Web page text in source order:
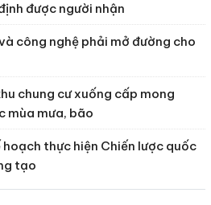
được người nhận
công nghệ phải mở đường cho
chung cư xuống cấp mong
mùa mưa, bão
hoạch thực hiện Chiến lược quốc
tạo